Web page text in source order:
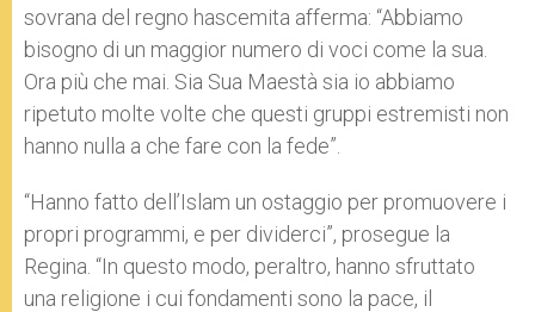
sovrana del regno hascemita afferma: “Abbiamo
bisogno di un maggior numero di voci come la sua.
Ora più che mai. Sia Sua Maestà sia io abbiamo
ripetuto molte volte che questi gruppi estremisti non
hanno nulla a che fare con la fede”.
“Hanno fatto dell’Islam un ostaggio per promuovere i
propri programmi, e per dividerci”, prosegue la
Regina. “In questo modo, peraltro, hanno sfruttato
una religione i cui fondamenti sono la pace, il